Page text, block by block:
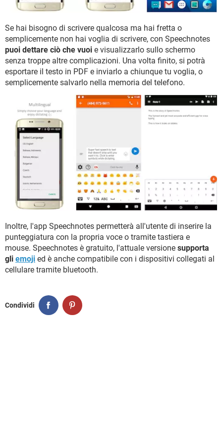
Se hai bisogno di scrivere qualcosa ma hai fretta o
semplicemente non hai voglia di scrivere, con Speechnotes
puoi dettare ciò che vuoi e visualizzarlo sullo schermo
senza troppe altre complicazioni. Una volta finito, si potrà
esportare il testo in PDF e inviarlo a chiunque tu voglia, o
semplicemente salvarlo nella memoria del telefono.
Inoltre, l'app Speechnotes permetterà all'utente di inserire la
punteggiatura con la propria voce o tramite tastiera e
mouse. Speechnotes è gratuito, l'attuale versione supporta
gli emoji ed è anche compatibile con i dispositivi collegati al
cellulare tramite bluetooth.
Condividi